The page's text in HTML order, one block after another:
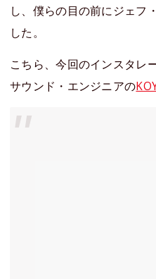
し、僕らの目の前にジェフ
した。
こちら、今回のインスタレ
サウンド・エンジニアの